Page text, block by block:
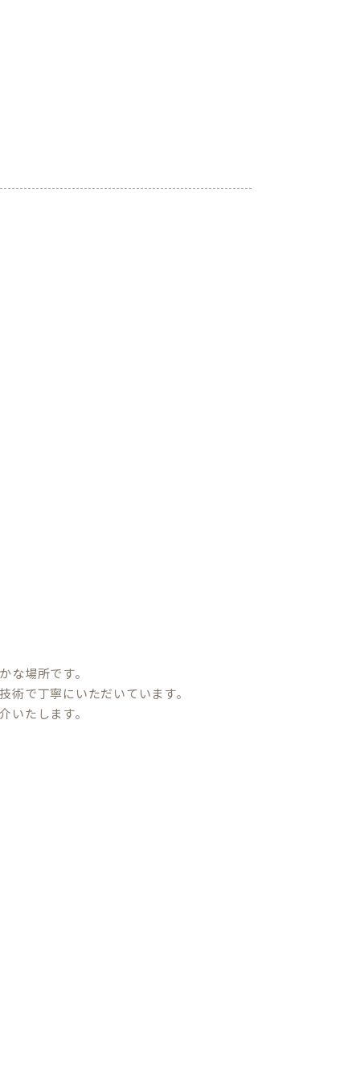
な場所です。
で丁寧にいただいています。
いたします。